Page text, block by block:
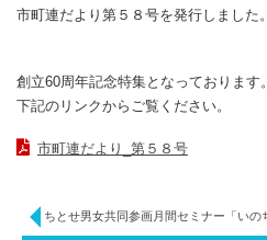
市町連だより第５８号を発行しました。
創立60周年記念特集となっております。
下記のリンクからご覧ください。
市町連だより_第５８号
ちとせ男女共同参画月間セミナー「いの